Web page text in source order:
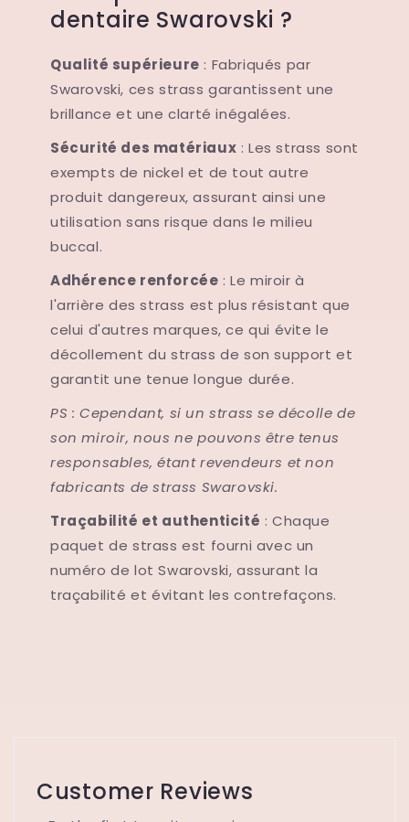
dentaire Swarovski ?
Qualité supérieure : Fabriqués par
Swarovski, ces strass garantissent une
brillance et une clarté inégalées.
Sécurité des matériaux : Les strass sont
exempts de nickel et de tout autre
produit dangereux, assurant ainsi une
utilisation sans risque dans le milieu
buccal.
Adhérence renforcée : Le miroir à
l'arrière des strass est plus résistant que
celui d'autres marques, ce qui évite le
décollement du strass de son support et
garantit une tenue longue durée.
PS : Cependant, si un strass se décolle de
son miroir, nous ne pouvons être tenus
responsables, étant revendeurs et non
fabricants de strass Swarovski.
Traçabilité et authenticité : Chaque
paquet de strass est fourni avec un
numéro de lot Swarovski, assurant la
traçabilité et évitant les contrefaçons.
Customer Reviews